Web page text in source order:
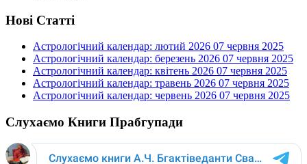
Нові Статті
Астрологічний календар: лютий 2026 07 червня 2025
Астрологічний календар: березень 2026 07 червня 2025
Астрологічний календар: квітень 2026 07 червня 2025
Астрологічний календар: травень 2026 07 червня 2025
Астрологічний календар: червень 2026 07 червня 2025
Слухаємо Книги Прабгупади